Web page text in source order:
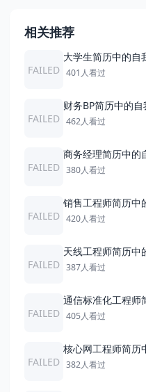
相关推荐
FAILED
大学生简历中的自
401人看过
FAILED
财务BP简历中的
462人看过
FAILED
商务经理简历中的
380人看过
FAILED
销售工程师简历中
420人看过
FAILED
天线工程师简历中
387人看过
FAILED
通信标准化工程师
405人看过
FAILED
核心网工程师简历
382人看过